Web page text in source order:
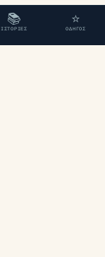
📚
ΙΣΤΟΡΊΕΣ
⭐
ΟΔΗΓΌΣ